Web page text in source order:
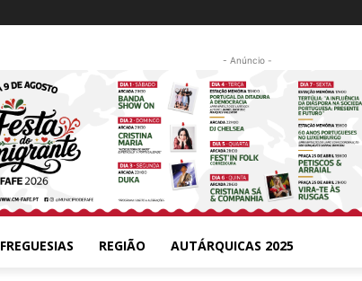
- Anúncio -
FREGUESIAS REGIÃO AUTÁRQUICAS 2025